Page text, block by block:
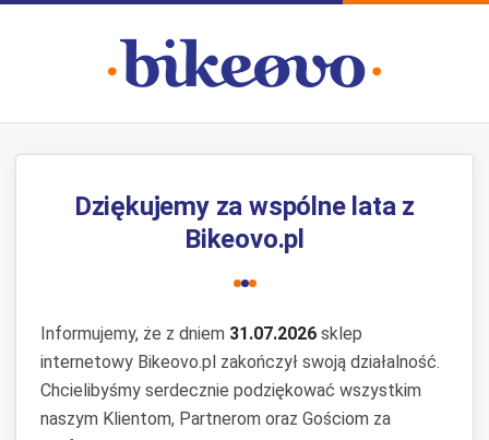
Dziękujemy za wspólne lata z
Bikeovo.pl
Informujemy, że z dniem 31.07.2026 sklep
internetowy Bikeovo.pl zakończył swoją działalność.
Chcielibyśmy serdecznie podziękować wszystkim
naszym Klientom, Partnerom oraz Gościom za